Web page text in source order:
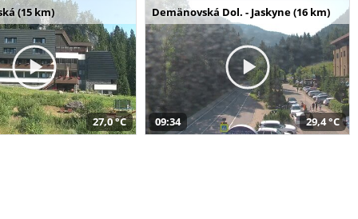
(15 km)
27,0 °C
Demänovská Dol. - Jaskyne (16 km)
09:34 29,4 °C